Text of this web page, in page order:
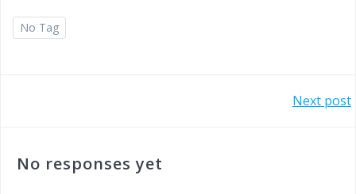
No Tag
Next post
No responses yet